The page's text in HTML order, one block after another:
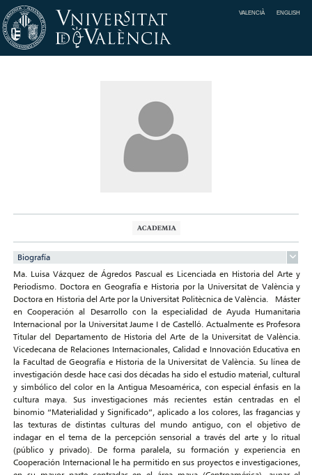
VALENCIÀ ENGLISH
Biografía
Ma. Luisa Vázquez de Ágredos Pascual es Licenciada en Historia del Arte y
Periodismo. Doctora en Geografía e Historia por la Universitat de València y
Doctora en Historia del Arte por la Universitat Politècnica de València. Máster
en Cooperación al Desarrollo con la especialidad de Ayuda Humanitaria
Internacional por la Universitat Jaume I de Castelló. Actualmente es Profesora
Titular del Departamento de Historia del Arte de la Universitat de València.
Vicedecana de Relaciones Internacionales, Calidad e Innovación Educativa en
la Facultad de Geografía e Historia de la Universitat de València. Su línea de
investigación desde hace casi dos décadas ha sido el estudio material, cultural
y simbólico del color en la Antigua Mesoamérica, con especial énfasis en la
cultura maya. Sus investigaciones más recientes están centradas en el
binomio “Materialidad y Significado”, aplicado a los colores, las fragancias y
las texturas de distintas culturas del mundo antiguo, con el objetivo de
indagar en el tema de la percepción sensorial a través del arte y lo ritual
(público y privado). De forma paralela, su formación y experiencia en
Cooperación Internacional le ha permitido en sus proyectos e investigaciones,